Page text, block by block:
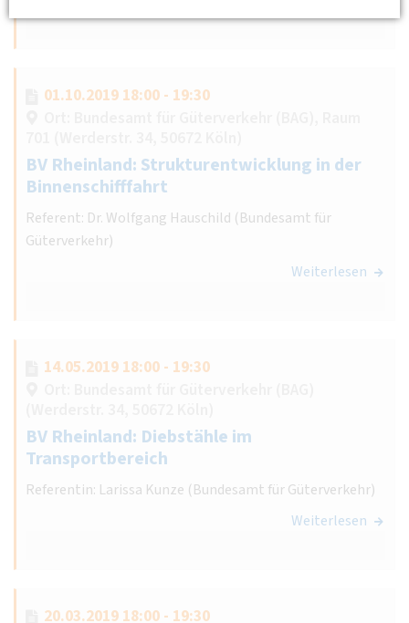
01.10.2019 18:00 - 19:30
BV Rheinland: Strukturentwicklung in der
Binnenschifffahrt
Referent: Dr. Wolfgang Hauschild (Bundesamt für
Güterverkehr)
Weiterlesen
14.05.2019 18:00 - 19:30
BV Rheinland: Diebstähle im
Transportbereich
Referentin: Larissa Kunze (Bundesamt für Güterverkehr)
Weiterlesen
20.03.2019 18:00 - 19:30